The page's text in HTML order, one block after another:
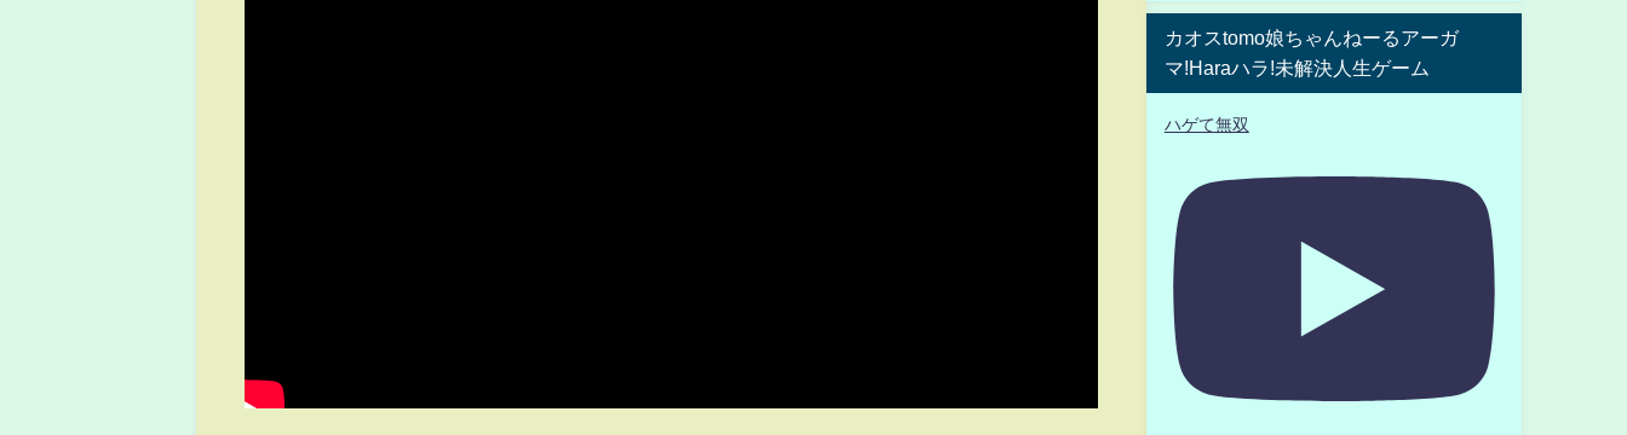
カオスtomo娘ちゃんねーるアーガ
マ!Haraハラ!未解決人生ゲーム
ハゲて無双